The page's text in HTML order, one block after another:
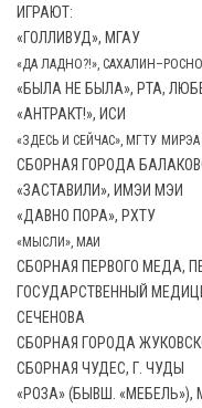
ИГРАЮТ:
«ГОЛЛИВУД», МГАУ
«ДА ЛАДНО?!»,
«БЫЛА НЕ БЫЛА», РТА,
«АНТРАКТ!», ИСИ
«ЗДЕСЬ И СЕЙЧАС», МГТУ МИРЭА
СБОРНАЯ ГОРОДА
«ЗАСТАВИЛИ», ИМЭИ МЭИ
«ДАВНО ПОРА», РХТУ
«МЫСЛИ», МАИ
СБОРНАЯ ПЕРВОГО МЕДА,
ГОСУДАРСТВЕННЫЙ
СЕЧЕНОВА
СБОРНАЯ ГОРОДА
СБОРНАЯ ЧУДЕС, Г. ЧУДЫ
«РОЗА» (БЫВШ. «МЕБЕЛЬ»),